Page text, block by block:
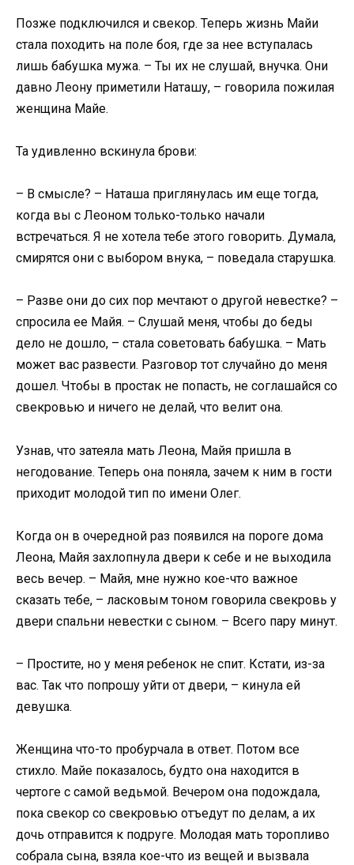
Позже подключился и свекор. Теперь жизнь Майи
стала походить на поле боя, где за нее вступалась
лишь бабушка мужа. – Ты их не слушай, внучка. Они
давно Леону приметили Наташу, – говорила пожилая
женщина Майе.
Та удивленно вскинула брови:
– В смысле? – Наташа приглянулась им еще тогда,
когда вы с Леоном только-только начали
встречаться. Я не хотела тебе этого говорить. Думала,
смирятся они с выбором внука, – поведала старушка.
– Разве они до сих пор мечтают о другой невестке? –
спросила ее Майя. – Слушай меня, чтобы до беды
дело не дошло, – стала советовать бабушка. – Мать
может вас развести. Разговор тот случайно до меня
дошел. Чтобы в простак не попасть, не соглашайся со
свекровью и ничего не делай, что велит она.
Узнав, что затеяла мать Леона, Майя пришла в
негодование. Теперь она поняла, зачем к ним в гости
приходит молодой тип по имени Олег.
Когда он в очередной раз появился на пороге дома
Леона, Майя захлопнула двери к себе и не выходила
весь вечер. – Майя, мне нужно кое-что важное
сказать тебе, – ласковым тоном говорила свекровь у
двери спальни невестки с сыном. – Всего пару минут.
– Простите, но у меня ребенок не спит. Кстати, из-за
вас. Так что попрошу уйти от двери, – кинула ей
девушка.
Женщина что-то пробурчала в ответ. Потом все
стихло. Майе показалось, будто она находится в
чертоге с самой ведьмой. Вечером она подождала,
пока свекор со свекровью отъедут по делам, а их
дочь отправится к подруге. Молодая мать торопливо
собрала сына, взяла кое-что из вещей и вызвала